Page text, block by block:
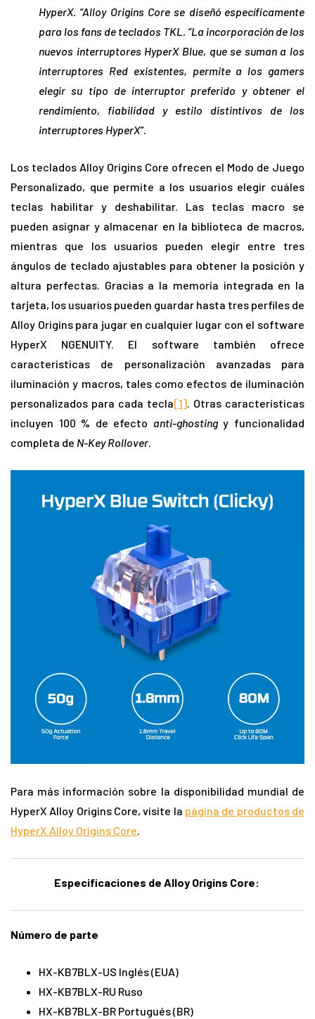
HyperX. “Alloy Origins Core se diseñó específicamente
para los fans de teclados TKL. “La incorporación de los
nuevos interruptores HyperX Blue, que se suman a los
interruptores Red existentes, permite a los gamers
elegir su tipo de interruptor preferido y obtener el
rendimiento, fiabilidad y estilo distintivos de los
interruptores HyperX”.
Los teclados Alloy Origins Core ofrecen el Modo de Juego
Personalizado, que permite a los usuarios elegir cuáles
teclas habilitar y deshabilitar. Las teclas macro se
pueden asignar y almacenar en la biblioteca de macros,
mientras que los usuarios pueden elegir entre tres
ángulos de teclado ajustables para obtener la posición y
altura perfectas. Gracias a la memoria integrada en la
tarjeta, los usuarios pueden guardar hasta tres perfiles de
Alloy Origins para jugar en cualquier lugar con el software
HyperX NGENUITY. El software también ofrece
características de personalización avanzadas para
iluminación y macros, tales como efectos de iluminación
personalizados para cada tecla[1]. Otras características
incluyen 100 % de efecto anti-ghostingy funcionalidad
completa de N-Key Rollover.
Para más información sobre la disponibilidad mundial de
HyperX Alloy Origins Core, visite la página de productos de
HyperX Alloy Origins Core.
Especificaciones de Alloy Origins Core:
Número de parte
HX-KB7BLX-US Inglés (EUA)
HX-KB7BLX-RU Ruso
HX-KB7BLX-BR Portugués (BR)